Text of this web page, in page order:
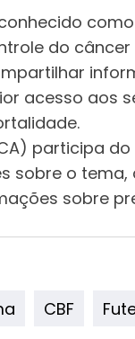
do
acesso aos
participa
sobre o
sobre
CBF